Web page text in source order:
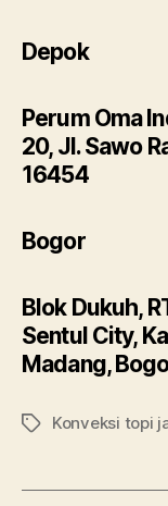
Depok
Perum Oma
20, Jl. Sawo
16454
Bogor
Blok Dukuh,
Sentul City,
Madang,
TagsKonveksi topi